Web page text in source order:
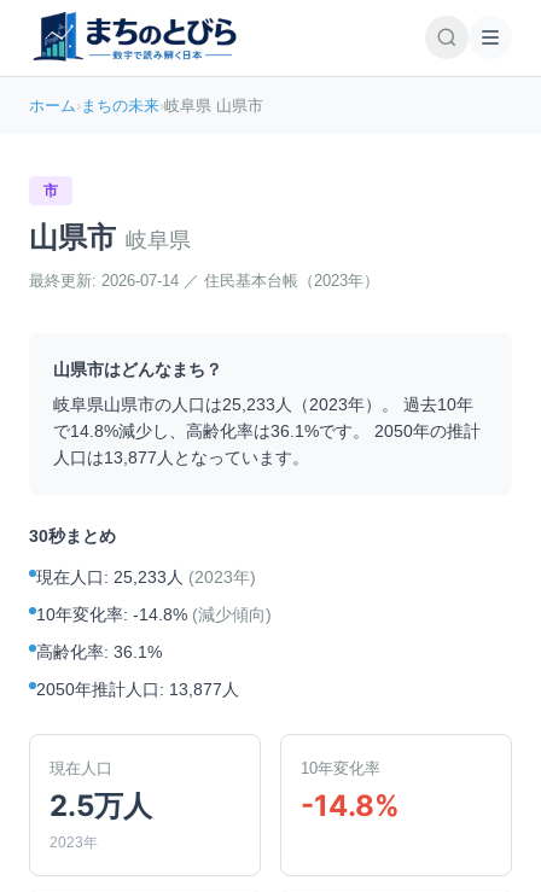
ホーム›まちの未来›岐阜県 山県市
市
山県市 岐阜県
最終更新: 2026-07-14 ／ 住民基本台帳（2023年）
山県市はどんなまち？
岐阜県山県市の人口は25,233 人（2023年）。 過去10年
で14.8%減少し、高齢化率は36.1%です。 2050年の推計
人口は13,877 人となっています。
30秒まとめ
現在人口: 25,233人 (2023年)
10年変化率: -14.8% (減少傾向)
高齢化率: 36.1%
2050年推計人口: 13,877人
現在人口
2.5万人
2023年
10年変化率
-14.8%